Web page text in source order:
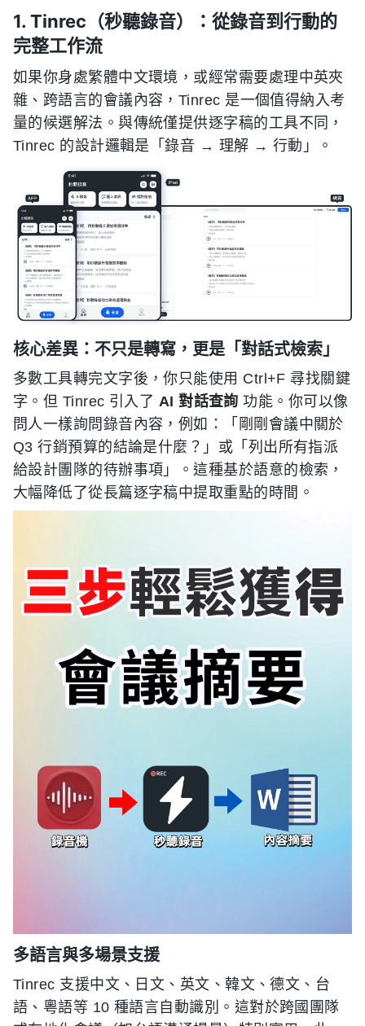
1. Tinrec（秒聽錄音）：從錄音到行動的
完整工作流
如果你身處繁體中文環境，或經常需要處理中英夾
雜、跨語言的會議內容，Tinrec 是一個值得納入考
量的候選解法。與傳統僅提供逐字稿的工具不同，
Tinrec 的設計邏輯是「錄音 → 理解 → 行動」。
核心差異：不只是轉寫，更是「對話式檢索」
多數工具轉完文字後，你只能使用 Ctrl+F 尋找關鍵
字。但 Tinrec 引入了 AI 對話查詢 功能。你可以像
問人一樣詢問錄音內容，例如：「剛剛會議中關於
Q3 行銷預算的結論是什麼？」或「列出所有指派
給設計團隊的待辦事項」。這種基於語意的檢索，
大幅降低了從長篇逐字稿中提取重點的時間。
多語言與多場景支援
Tinrec 支援中文、日文、英文、韓文、德文、台
語、粵語等 10 種語言自動識別。這對於跨國團隊